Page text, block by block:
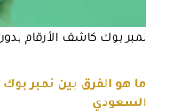
نمبر بوك كاشف الأرقام
ما هو الفرق بين نمبر
السعودي